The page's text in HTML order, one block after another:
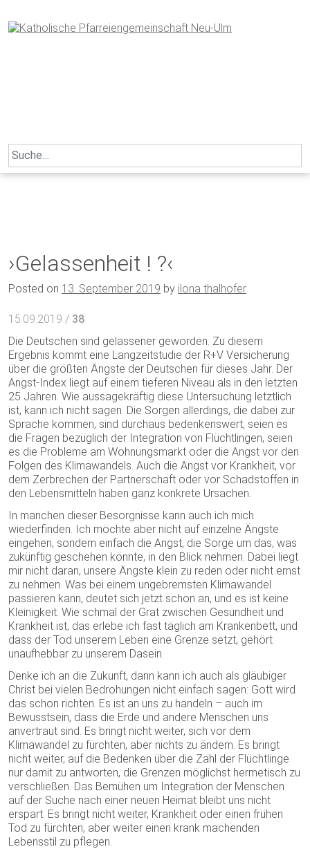
to
content
Search
for:
›Gelassenheit ! ?‹
Posted on 13. September 2019 by ilona thalhofer
15.09.2019 / 38
Die Deutschen sind gelassener geworden. Zu diesem
Ergebnis kommt eine Langzeitstudie der R+V Versicherung
über die größten Ängste der Deutschen für dieses Jahr. Der
Angst-Index liegt auf einem tieferen Niveau als in den letzten
25 Jahren. Wie aussagekräftig diese Untersuchung letztlich
ist, kann ich nicht sagen. Die Sorgen allerdings, die dabei zur
Sprache kommen, sind durchaus bedenkenswert, seien es
die Fragen bezüglich der Integration von Flüchtlingen, seien
es die Probleme am Wohnungsmarkt oder die Angst vor den
Folgen des Klimawandels. Auch die Angst vor Krankheit, vor
dem Zerbrechen der Partnerschaft oder vor Schadstoffen in
den Lebensmitteln haben ganz konkrete Ursachen.
In manchen dieser Besorgnisse kann auch ich mich
wiederfinden. Ich möchte aber nicht auf einzelne Ängste
eingehen, sondern einfach die Angst, die Sorge um das, was
zukünftig geschehen könnte, in den Blick nehmen. Dabei liegt
mir nicht daran, unsere Ängste klein zu reden oder nicht ernst
zu nehmen. Was bei einem ungebremsten Klimawandel
passieren kann, deutet sich jetzt schon an, und es ist keine
Kleinigkeit. Wie schmal der Grat zwischen Gesundheit und
Krankheit ist, das erlebe ich fast täglich am Krankenbett, und
dass der Tod unserem Leben eine Grenze setzt, gehört
unaufhebbar zu unserem Dasein.
Denke ich an die Zukunft, dann kann ich auch als gläubiger
Christ bei vielen Bedrohungen nicht einfach sagen: Gott wird
das schon richten. Es ist an uns zu handeln – auch im
Bewusstsein, dass die Erde und andere Menschen uns
anvertraut sind. Es bringt nicht weiter, sich vor dem
Klimawandel zu fürchten, aber nichts zu ändern. Es bringt
nicht weiter, auf die Bedenken über die Zahl der Flüchtlinge
nur damit zu antworten, die Grenzen möglichst hermetisch zu
verschließen. Das Bemühen um Integration der Menschen
auf der Suche nach einer neuen Heimat bleibt uns nicht
erspart. Es bringt nicht weiter, Krankheit oder einen frühen
Tod zu fürchten, aber weiter einen krank machenden
Lebensstil zu pflegen.